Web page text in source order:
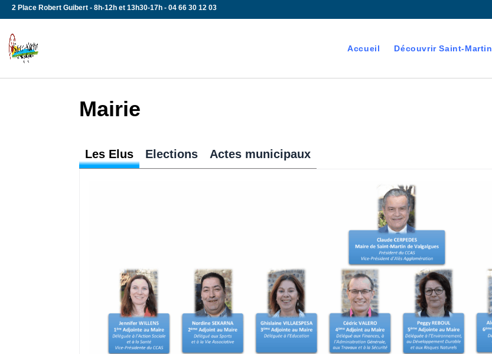
Skip
to
content
2 Place Robert Guibert - 8h-12h et 13h30-17h - 04 66 30 12 03
Accueil Découvrir Saint-Martin
Mairie
Les Elus Elections Actes municipaux
Tous aux urnes !!! Chaque Français devenant majeur est
automatiquement inscrit sur les listes électorales de la commune
où il réside s’il a, préalablement, fait les démarches de
recensement citoyen dès l’âge de 16 ans. Une inscription d’office
peut ne pas être prise en compte du fait d’un recensement tardif
ou encore d’un déménagement après le recensement.